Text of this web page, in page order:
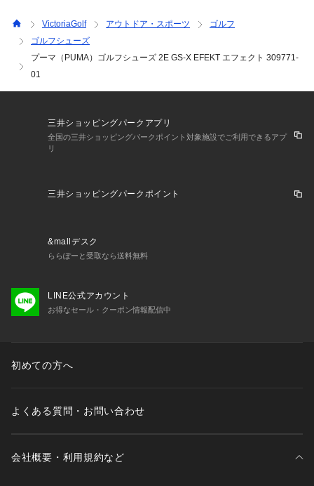
※掲載の価格・製品のパッケージ・デザイン・仕様について、
予告なく変更することがあります。あらかじめご了承くださ
い。プーマ PUMA ヴィクトリアゴルフ ビクトリアゴルフ Vict
oria Golf ゴルフシューズ 靴 スパイクレス Lady's Ladys レデ
VictoriaGolf アウトドア・スポーツ
ゴルフ
ゴルフシューズ
プーマ（PUMA）ゴルフシューズ 2E GS-X EFEKT エフェクト 309771-
01
三井ショッピングパークアプリ
全国の三井ショッピングパークポイント対象施設でご利用できるアプ
リ
三井ショッピングパークポイント
&mallデスク
ららぽーと受取なら送料無料
LINE公式アカウント
お得なセール・クーポン情報配信中
初めての方へ
よくある質問・お問い合わせ
会社概要・利用規約など